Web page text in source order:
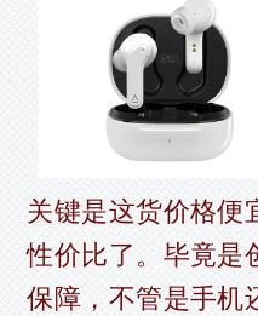
关键是这货价格便
性价比了。毕竟是
保障，不管是手机